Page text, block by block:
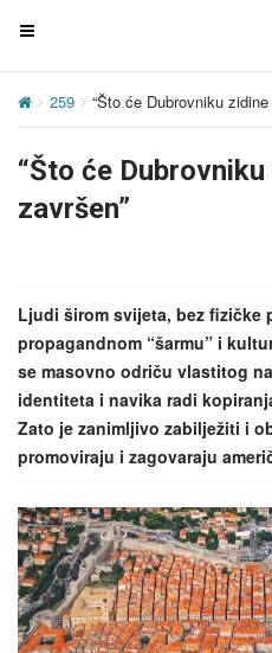
T
g
e
n
g
a
t
i
o
n
259 “Što će Dubrovniku
“Što će
završen”
Ljudi širom svijeta, bez fizičke
propagandnom “šarmu” i
se masovno odriču vlastitog
identiteta i navika radi
Zato je zanimljivo zabilježiti i
promoviraju i zagovaraju